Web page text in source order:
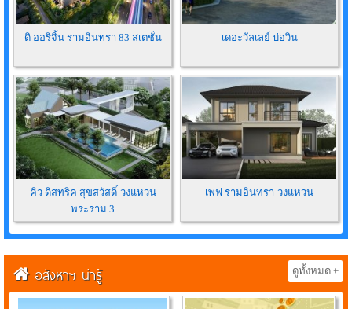
ดิ ออริจิ้น รามอินทรา 83 สเตชั่น เดอะวัลเลย์ บ่อวิน
คิว ดิสทริค สุขสวัสดิ์-วงแหวน
พระราม 3
เพฟ รามอินทรา-วงแหวน
อสังหาฯ น่ารู้ ดูทั้งหมด +